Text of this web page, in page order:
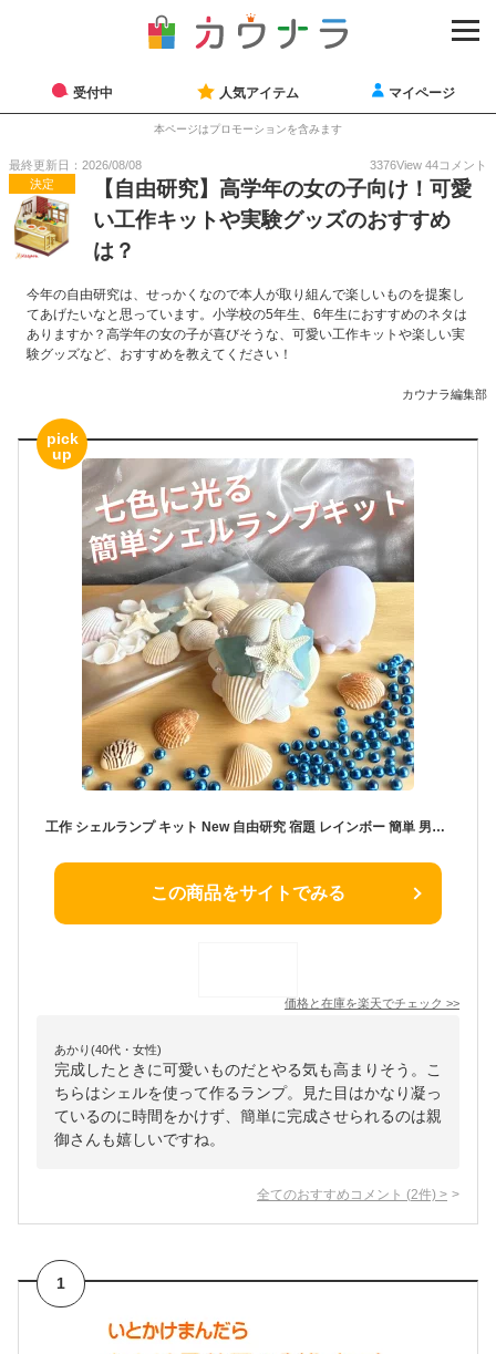
受付中 人気アイテム マイページ
本ページはプロモーションを含みます
最終更新日：2026/08/08 3376View 44コメント
決定
【自由研究】高学年の女の子向け！可愛
い工作キットや実験グッズのおすすめ
は？
今年の自由研究は、せっかくなので本人が取り組んで楽しいものを提案し
てあげたいなと思っています。小学校の5年生、6年生におすすめのネタは
ありますか？高学年の女の子が喜びそうな、可愛い工作キットや楽しい実
験グッズなど、おすすめを教えてください！
カウナラ編集部
pick
up
工作 シェルランプ キット New 自由研究 宿題 レインボー 簡単 男の子 女の子 おしゃれ かわいい 大人 1年生 2年生 3年生 4年生 5年生 6年生 低学年 中学年 高学年 シェルランプキット 手作りシェルランプ 貝殻ランプ 自由研究キット 夏休み宿題 工作キット 小学生
この商品をサイトでみる
価格と在庫を楽天でチェック >>
あかり(40代・女性)
完成したときに可愛いものだとやる気も高まりそう。こ
ちらはシェルを使って作るランプ。見た目はかなり凝っ
ているのに時間をかけず、簡単に完成させられるのは親
御さんも嬉しいですね。
全てのおすすめコメント (2件) >
1